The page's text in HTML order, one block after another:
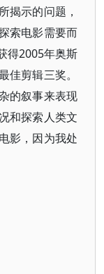
揭示的问题，
索电影需要而
得2005年奥斯
剪辑三奖。
的叙事来表现
和探索人类文
影，因为我处